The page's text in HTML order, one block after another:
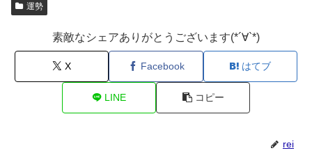
運勢
素敵なシェアありがとうございます(*´∀`*)
X Facebook はてブ
LINE コピー
rei